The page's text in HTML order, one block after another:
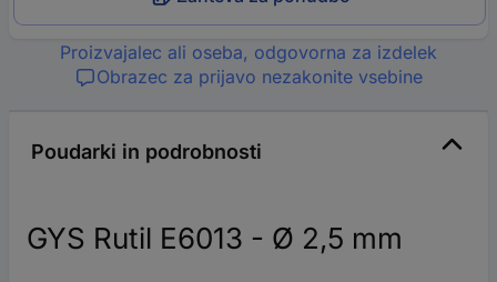
Proizvajalec ali oseba, odgovorna za izdelek
Obrazec za prijavo nezakonite vsebine
Poudarki in podrobnosti
GYS Rutil E6013 - Ø 2,5 mm